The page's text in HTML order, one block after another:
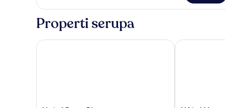
Kamar
Properti serupa
Hotel Beau Rivage Hôtel